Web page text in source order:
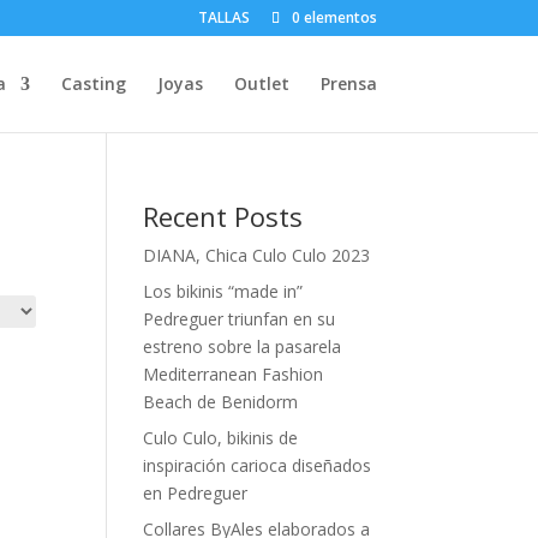
TALLAS 0 elementos
Casting Joyas Outlet Prensa
Recent Posts
DIANA, Chica Culo Culo 2023
Los bikinis “made in”
Pedreguer triunfan en su
estreno sobre la pasarela
Mediterranean Fashion
Beach de Benidorm
Culo Culo, bikinis de
inspiración carioca diseñados
en Pedreguer
Collares ByAles elaborados a